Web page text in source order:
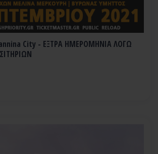
City - ΕΞΤΡΑ ΗΜΕΡΟΜΗΝΙΑ ΛΟΓΩ